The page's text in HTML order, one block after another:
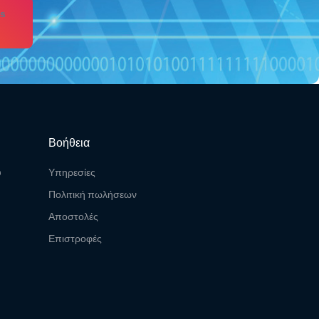
Βοήθεια
Υπηρεσίες
Πολιτική πωλήσεων
Αποστολές
Επιστροφές